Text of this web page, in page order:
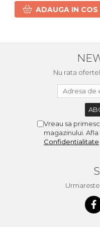
ADAUGA IN COS
Nu rata
Vreau sa
magazinului.
Confidentialitate